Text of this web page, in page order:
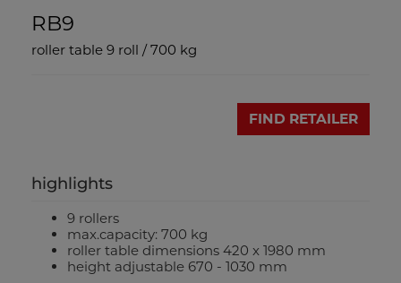
RB9
roller table 9 roll / 700 kg
FIND RETAILER
highlights
9 rollers
max.capacity: 700 kg
roller table dimensions 420 x 1980 mm
height adjustable 670 - 1030 mm